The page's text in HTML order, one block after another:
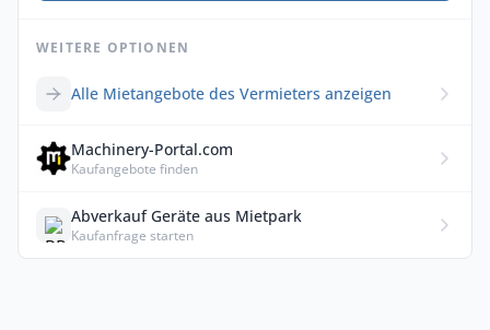
WEITERE OPTIONEN
Alle Mietangebote des Vermieters anzeigen
Machinery-Portal.com
Kaufangebote finden
Abverkauf Geräte aus Mietpark
Kaufanfrage starten